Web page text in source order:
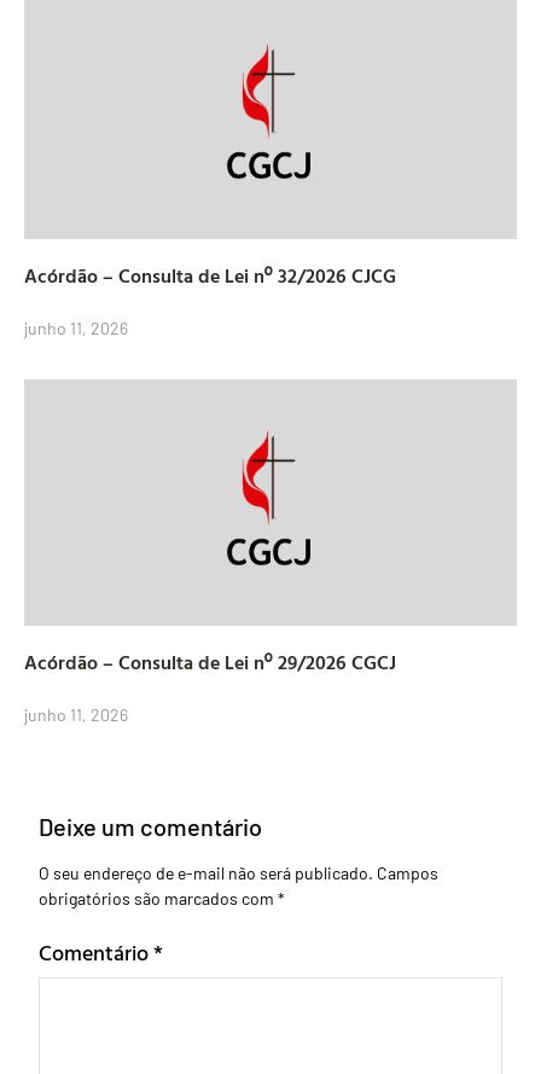
Acórdão – Consulta de Lei nº 32/2026 CJCG
junho 11, 2026
Acórdão – Consulta de Lei nº 29/2026 CGCJ
junho 11, 2026
Deixe um comentário
O seu endereço de e-mail não será publicado. Campos
obrigatórios são marcados com *
Comentário*